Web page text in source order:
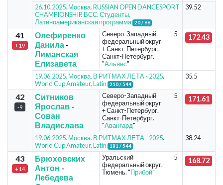
26.10.2025. Москва. RUSSIAN OPEN DANCESPORT
CHAMPIONSHIP. ВСС. Студенты,
Латиноамериканская программа 20 / 66
39.52
41
+19
Олефиренко
Данила-
Лиманская
Елизавета
Северо-Западный
федеральный округ
+ Санкт-Петербург.
Санкт-Петербург.
"Альянс"
5 172.43
19.06.2025. Москва. В РИТМАХ ЛЕТА - 2025.
World Cup Amateur, Latin
210 / 544
35.5
42
-9
Ситников
Ярослав-
Сован
Владислава
Северо-Западный
федеральный округ
+ Санкт-Петербург.
Санкт-Петербург.
"Авангард"
5 171.61
19.06.2025. Москва. В РИТМАХ ЛЕТА - 2025.
World Cup Amateur, Latin
181 / 544
38.24
43
+14
Брюховских
Антон -
Лебедева
Уральский
федеральный округ.
Тюмень. "Прибой"
5 168.72